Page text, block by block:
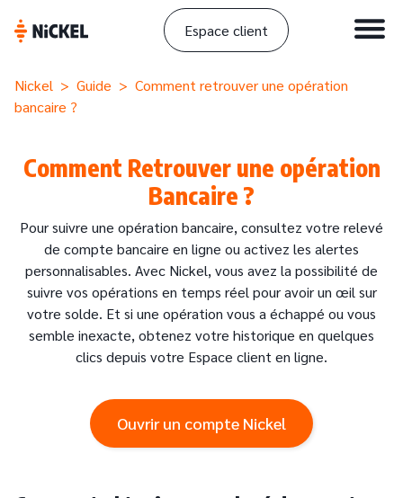
Espace client
Nickel > Guide > Comment retrouver une opération
bancaire ?
Comment Retrouver une opération
Bancaire ?
Pour suivre une opération bancaire, consultez votre relevé
de compte bancaire en ligne ou activez les alertes
personnalisables. Avec Nickel, vous avez la possibilité de
suivre vos opérations en temps réel pour avoir un œil sur
votre solde. Et si une opération vous a échappé ou vous
semble inexacte, obtenez votre historique en quelques
clics depuis votre Espace client en ligne.
Ouvrir un compte Nickel